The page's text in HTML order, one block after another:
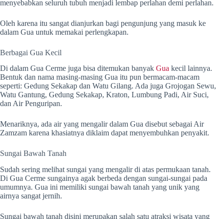
menyebabkan seluruh tubuh menjadi lembap perlahan demi perlahan.
Oleh karena itu sangat dianjurkan bagi pengunjung yang masuk ke
dalam Gua untuk memakai perlengkapan.
Berbagai Gua Kecil
Di dalam Gua Cerme juga bisa ditemukan banyak Gua kecil lainnya.
Bentuk dan nama masing-masing Gua itu pun bermacam-macam
seperti: Gedung Sekakap dan Watu Gilang. Ada juga Grojogan Sewu,
Watu Gantung, Gedung Sekakap, Kraton, Lumbung Padi, Air Suci,
dan Air Penguripan.
Menariknya, ada air yang mengalir dalam Gua disebut sebagai Air
Zamzam karena khasiatnya diklaim dapat menyembuhkan penyakit.
Sungai Bawah Tanah
Sudah sering melihat sungai yang mengalir di atas permukaan tanah.
Di Gua Cerme sungainya agak berbeda dengan sungai-sungai pada
umumnya. Gua ini memiliki sungai bawah tanah yang unik yang
airnya sangat jernih.
Sungai bawah tanah disini merupakan salah satu atraksi wisata yang